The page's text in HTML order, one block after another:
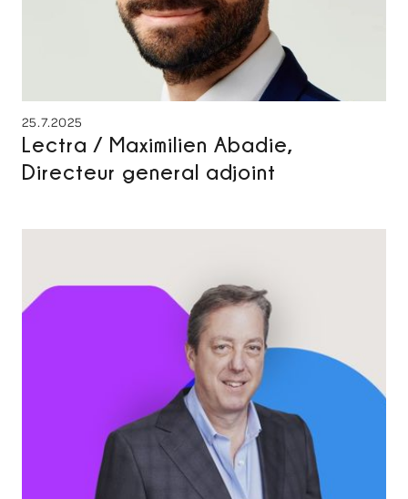
25.7.2025
Lectra / Maximilien Abadie,
Directeur general adjoint